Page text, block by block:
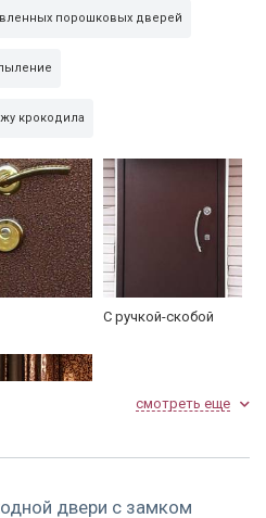
порошковое напыление
пленка
порошковых дверей
крокодила
С ручкой-скобой
смотреть еще
двери с замком